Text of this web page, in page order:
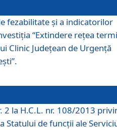
fezabilitate și a indicatorilor
“Extindere rețea
Clinic Județean de Urgență
2 la H.C.L. nr. 108/2013
Statului de funcții ale